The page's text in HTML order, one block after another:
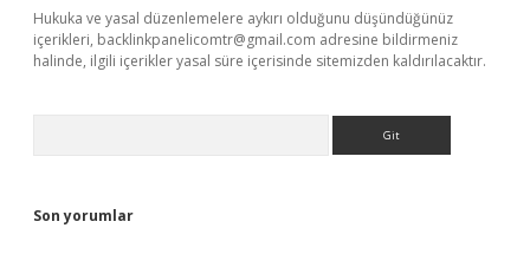
Hukuka ve yasal düzenlemelere aykırı olduğunu düşündüğünüz
içerikleri, backlinkpanelicomtr@gmail.com adresine bildirmeniz
halinde, ilgili içerikler yasal süre içerisinde sitemizden kaldırılacaktır.
Son yorumlar